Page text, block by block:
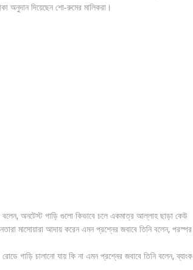
অনুদান দিয়েছেন শো-রুমের মালিকরা।
বলেন, অনটেস্ট গাড়ি গুলো কিভাবে চলে একমাত্র আল্লাহ ছাড়া কেউ
মাসোয়ারা আদায় করেন এমন প্রশ্নের জবাবে তিনি বলেন, পরস্পর
গাড়ি চালানো যায় কি না এমন প্রশ্নের জবাবে তিনি বলেন, ব্যাংক